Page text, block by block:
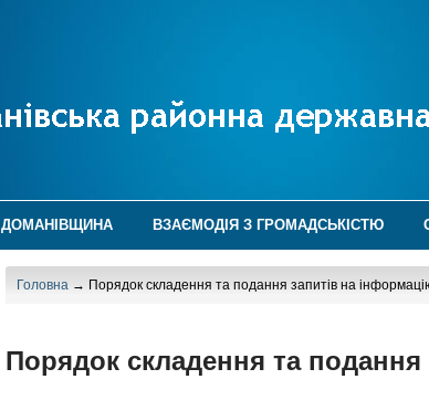
ДОМАНІВЩИНА ВЗАЄМОДІЯ З ГРОМАДСЬКІСТЮ
Головна → Порядок складення та подання запитів на
Порядок складення та